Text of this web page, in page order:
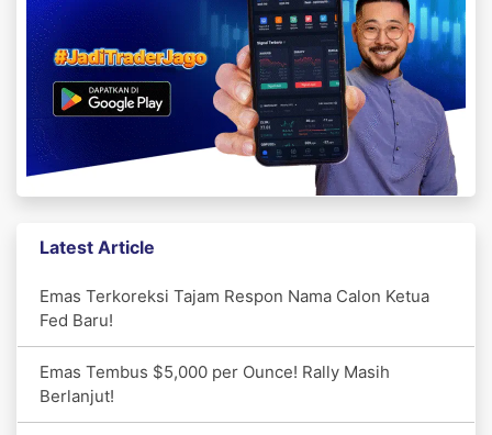
Latest Article
Emas Terkoreksi Tajam Respon Nama Calon Ketua
Fed Baru!
Emas Tembus $5,000 per Ounce! Rally Masih
Berlanjut!